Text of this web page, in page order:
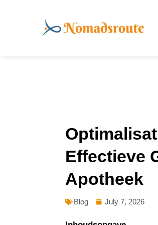
Effectieve
Apotheek
Blog July 7, 2026